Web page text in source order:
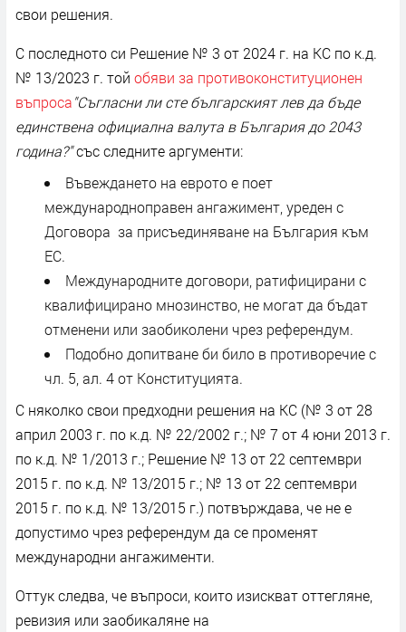
свои решения.
С последното си Решение № 3 от 2024 г. на КС по к.д.
№ 13/2023 г. той обяви за противоконституционен
въпроса"Съгласни ли сте българският лев да бъде
единствена официална валута в България до 2043
година?"със следните аргументи:
Въвеждането на еврото е поет
международноправен ангажимент, уреден с
Договора за присъединяване на България към
ЕС.
Международните договори, ратифицирани с
квалифицирано мнозинство, не могат да бъдат
отменени или заобиколени чрез референдум.
Подобно допитване би било в противоречие с
чл. 5, ал. 4 от Конституцията.
С няколко свои предходни решения на КС (№ 3 от 28
април 2003 г. по к.д. № 22/2002 г.; № 7 от 4 юни 2013 г.
по к.д. № 1/2013 г.; Решение № 13 от 22 септември
2015 г. по к.д. № 13/2015 г.; № 13 от 22 септември
2015 г. по к.д. № 13/2015 г.) потвърждава, че не е
допустимо чрез референдум да се променят
международни ангажименти.
Оттук следва, че въпроси, които изискват оттегляне,
ревизия или заобикаляне на